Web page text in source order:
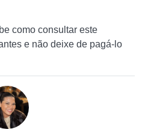
como consultar este
e não deixe de pagá-lo